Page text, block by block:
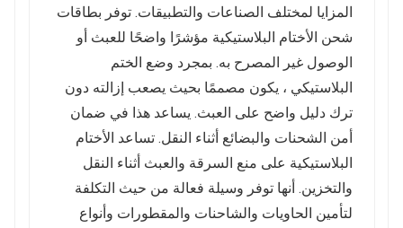
المزايا لمختلف الصناعات والتطبيقات. توفر بطاقات
شحن الأختام البلاستيكية مؤشرًا واضحًا للعبث أو
الوصول غير المصرح به. بمجرد وضع الختم
البلاستيكي ، يكون مصممًا بحيث يصعب إزالته دون
ترك دليل واضح على العبث. يساعد هذا في ضمان
أمن الشحنات والبضائع أثناء النقل. تساعد الأختام
البلاستيكية على منع السرقة والعبث أثناء النقل
والتخزين. أنها توفر وسيلة فعالة من حيث التكلفة
لتأمين الحاويات والشاحنات والمقطورات وأنواع